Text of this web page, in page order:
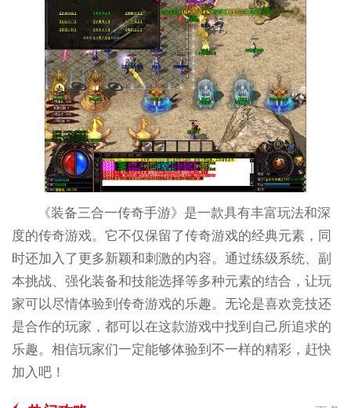
《装备三合一传奇手游》是一款具有丰富玩法和深
度的传奇游戏。它不仅保留了传奇游戏的经典元素，同
时还加入了更多新颖和刺激的内容。通过练级系统、副
本挑战、强化装备和技能选择等多种元素的结合，让玩
家可以尽情体验到传奇游戏的乐趣。无论是喜欢竞技还
是合作的玩家，都可以在这款游戏中找到自己所追求的
乐趣。相信玩家们一定能够体验到不一样的精彩，赶快
加入吧！